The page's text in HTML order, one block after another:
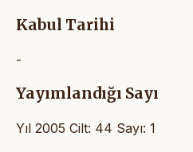
Kabul Tarihi
-
Yayımlandığı Sayı
Yıl 2005 Cilt: 44 Sayı: 1